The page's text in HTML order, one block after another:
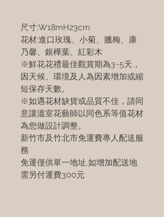
尺寸:W18mH23cm
花材:進口玫瑰、小菊、臘梅、康
乃馨、銀樺葉、紅彩木
※鮮花花禮最佳觀賞期為3~5天，
因天候、環境及人為因素增加或縮
短保存天數。
※如遇花材缺貨或品質不佳，請同
意讓溫室花藝師以同色系等值花材
為您做設計調整。
新竹市及竹北市免運費專人配送服
務
免運僅供單一地址,如增加配送地
需另付運費300元